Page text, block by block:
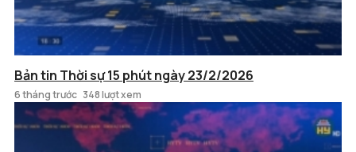
Bản tin Thời sự 15 phút ngày 23/2/2026
6 tháng trước 348 lượt xem